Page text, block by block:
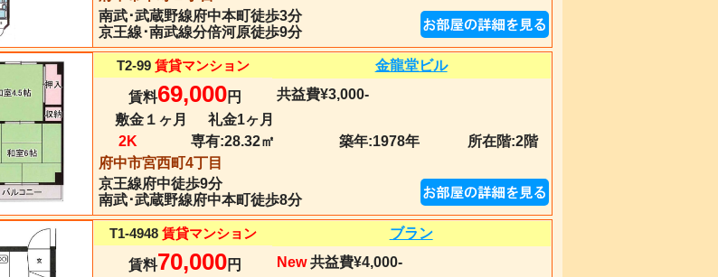
南武･武蔵野線府中本町徒歩3分
京王線･南武線分倍河原徒歩9分
T2-99 賃貸マンション 金龍堂ビル
賃料69,000円
共益費¥3,000-
敷金１ヶ月
礼金1ヶ月
2K
専有:28.32㎡ 築年:1978年
所在階:2階
府中市宮西町4丁目
京王線府中徒歩9分
南武･武蔵野線府中本町徒歩8分
T1-4948 賃貸マンション ブラン
賃料70,000円 New 共益費¥4,000-